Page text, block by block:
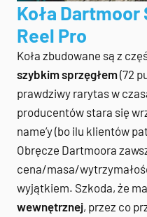
Koła
Reel Pro
Koła zbudowane są z
szybkim sprzęgłem(72
prawdziwy rarytas w
producentów stara się
name’y (bo ilu klientów
Obręcze Dartmoora
cena/masa/
wyjątkiem. Szkoda, że ma
wewnętrznej, przez co